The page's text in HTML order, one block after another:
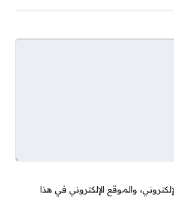
والموقع الإلكتروني في هذا